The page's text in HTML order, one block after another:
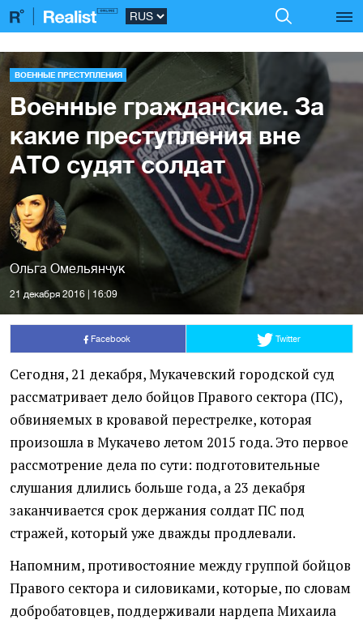
ВОЕННЫЕ ПРЕСТУПЛЕНИЯ
Военные гражданские. За
какие преступления вне
АТО судят солдат
Ольга Омельянчук
21 декабря 2016 | 16:09
Facebook Twitter
Сегодня, 21 декабря, Мукачевский городской суд
рассматривает дело бойцов Правого сектора (ПС),
обвиняемых в кровавой перестрелке, которая
произошла в Мукачево летом 2015 года. Это первое
рассмотрение дела по сути: подготовительные
слушания длились больше года, а 23 декабря
заканчивается срок держания солдат ПС под
стражей, который уже дважды продлевали.
Напомним, противостояние между группой бойцов
Правого сектора и силовиками, которые, по словам
добробатовцев, поддерживали нардепа Михаила